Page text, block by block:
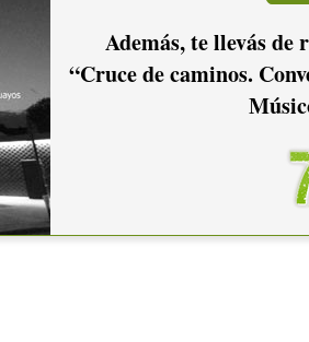
Además, te llevás de
“Cruce de caminos.